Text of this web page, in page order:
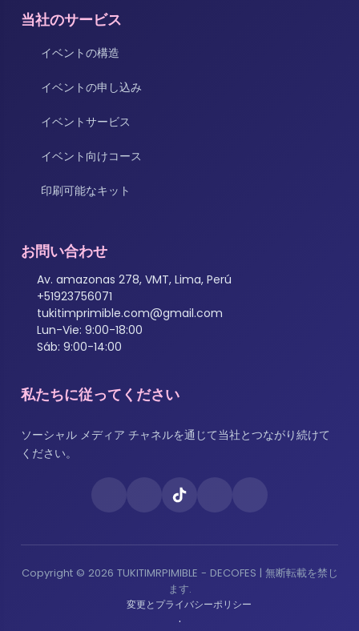
当社のサービス
イベントの構造
イベントの申し込み
イベントサービス
イベント向けコース
印刷可能なキット
お問い合わせ
Av. amazonas 278, VMT, Lima, Perú
+51923756071
tukitimprimible.com@gmail.com
Lun-Vie: 9:00-18:00
Sáb: 9:00-14:00
私たちに従ってください
ソーシャル メディア チャネルを通じて当社とつながり続けて
ください。
Copyright © 2026 TUKITIMRPIMIBLE - DECOFES | 無断転載を禁じ
ます.
変更とプライバシーポリシー
·